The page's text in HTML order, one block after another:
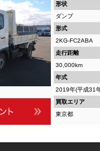
形状
ダンプ
形式
2KG-FC2ABA
走行距離
30,000km
年式
2019年(平成31
買取エリア
東京都